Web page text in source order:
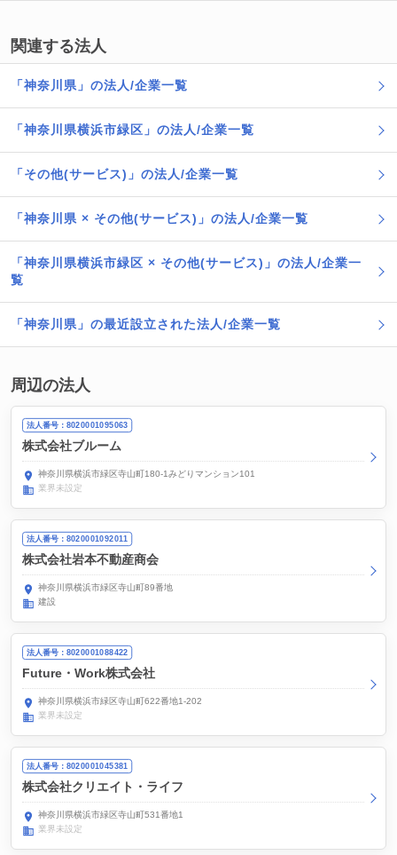
関連する法人
「神奈川県」の法人/企業一覧
「神奈川県横浜市緑区」の法人/企業一覧
「その他(サービス)」の法人/企業一覧
「神奈川県 × その他(サービス)」の法人/企業一覧
「神奈川県横浜市緑区 × その他(サービス)」の法人/企業一
覧
「神奈川県」の最近設立された法人/企業一覧
周辺の法人
法人番号：8020001095063
株式会社ブルーム
神奈川県横浜市緑区寺山町180-1みどりマンション101
業界未設定
法人番号：8020001092011
株式会社岩本不動産商会
神奈川県横浜市緑区寺山町89番地
建設
法人番号：8020001088422
Future・Work株式会社
神奈川県横浜市緑区寺山町622番地1-202
業界未設定
法人番号：8020001045381
株式会社クリエイト・ライフ
神奈川県横浜市緑区寺山町531番地1
業界未設定